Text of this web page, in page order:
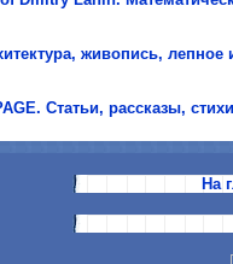
живопись, лепное
Статьи, рассказы,
На